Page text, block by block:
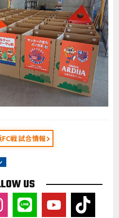
戦 試合情報
US